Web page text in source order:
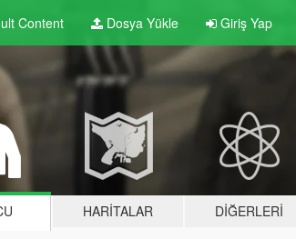
Content Dosya Yükle Giriş Yap
HARITALAR DIĞERLERI